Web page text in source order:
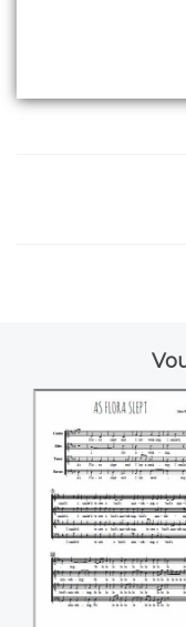
As flora slept
Hilton)